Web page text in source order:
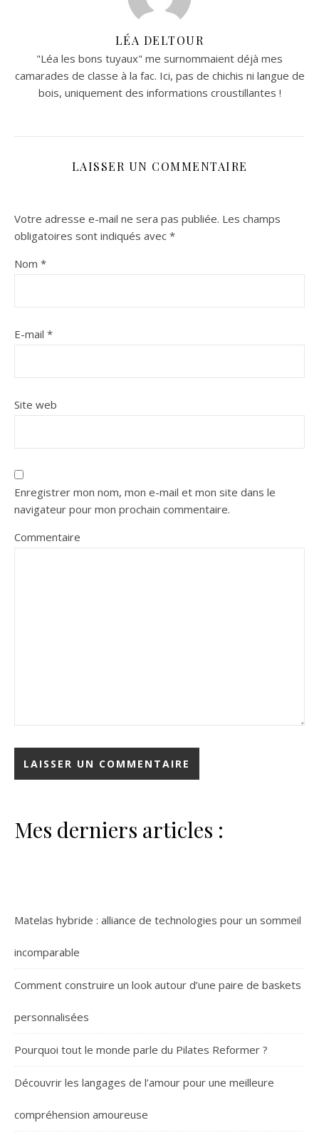
LÉA DELTOUR
"Léa les bons tuyaux" me surnommaient déjà mes
camarades de classe à la fac. Ici, pas de chichis ni langue de
bois, uniquement des informations croustillantes !
LAISSER UN COMMENTAIRE
Votre adresse e-mail ne sera pas publiée. Les champs
obligatoires sont indiqués avec *
Nom *
E-mail *
Site web
Enregistrer mon nom, mon e-mail et mon site dans le
navigateur pour mon prochain commentaire.
Commentaire
Mes derniers articles :
Matelas hybride : alliance de technologies pour un sommeil
incomparable
Comment construire un look autour d’une paire de baskets
personnalisées
Pourquoi tout le monde parle du Pilates Reformer ?
Découvrir les langages de l’amour pour une meilleure
compréhension amoureuse